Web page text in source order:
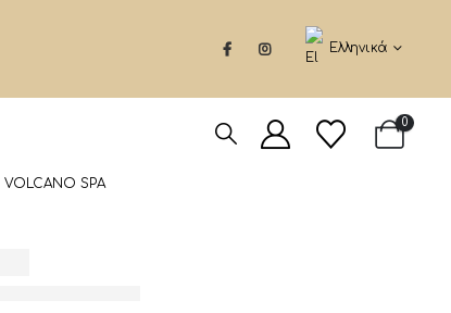
Ελληνικά
0
VOLCANO SPA